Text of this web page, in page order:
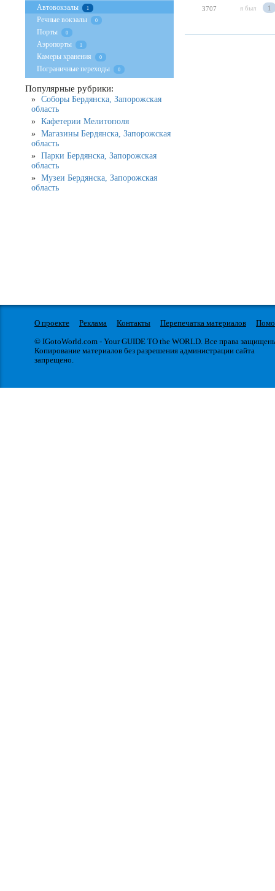
3707 я был 1
Автовокзалы 1
Речные вокзалы 0
Порты 0
Аэропорты 1
Камеры хранения 0
Пограничные переходы 0
Популярные рубрики:
Соборы Бердянска, Запорожская
область
Кафетерии Мелитополя
Магазины Бердянска, Запорожская
область
Парки Бердянска, Запорожская
область
Музеи Бердянска, Запорожская
область
О проекте Реклама Контакты Перепечатка материалов
© IGotoWorld.com - Your GUIDE TO the WORLD. Все права
Копирование материалов без разрешения администрации сайта
запрещено.